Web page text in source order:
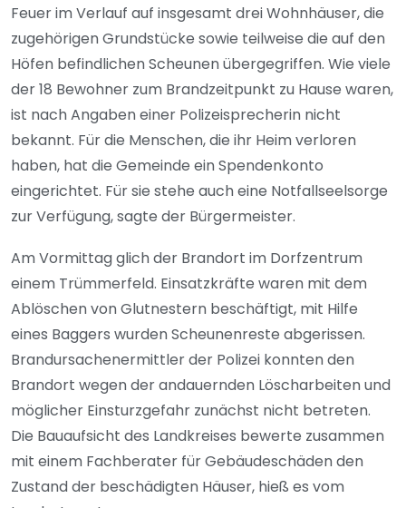
Feuer im Verlauf auf insgesamt drei Wohnhäuser, die
zugehörigen Grundstücke sowie teilweise die auf den
Höfen befindlichen Scheunen übergegriffen. Wie viele
der 18 Bewohner zum Brandzeitpunkt zu Hause waren,
ist nach Angaben einer Polizeisprecherin nicht
bekannt. Für die Menschen, die ihr Heim verloren
haben, hat die Gemeinde ein Spendenkonto
eingerichtet. Für sie stehe auch eine Notfallseelsorge
zur Verfügung, sagte der Bürgermeister.
Am Vormittag glich der Brandort im Dorfzentrum
einem Trümmerfeld. Einsatzkräfte waren mit dem
Ablöschen von Glutnestern beschäftigt, mit Hilfe
eines Baggers wurden Scheunenreste abgerissen.
Brandursachenermittler der Polizei konnten den
Brandort wegen der andauernden Löscharbeiten und
möglicher Einsturzgefahr zunächst nicht betreten.
Die Bauaufsicht des Landkreises bewerte zusammen
mit einem Fachberater für Gebäudeschäden den
Zustand der beschädigten Häuser, hieß es vom